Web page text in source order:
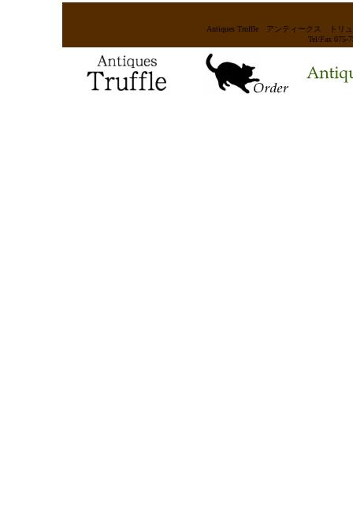
Antiques Truffle アンティークス ト
Tel/Fax